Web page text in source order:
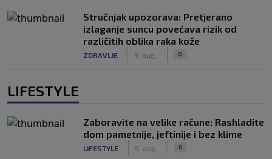
Stručnjak upozorava: Pretjerano
izlaganje suncu povećava rizik od
različitih oblika raka kože
ZDRAVLJE 3. aug. 0
LIFESTYLE
Zaboravite na velike račune: Rashladite
dom pametnije, jeftinije i bez klime
LIFESTYLE 5. aug. 0